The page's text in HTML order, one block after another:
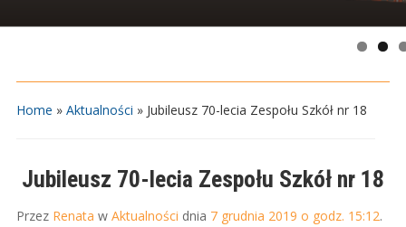
Home » Aktualności » Jubileusz 70-lecia Zespołu Szkół nr 18
Jubileusz 70-lecia Zespołu Szkół nr 18
Przez Renata w Aktualności dnia 7 grudnia 2019 o godz. 15:12.